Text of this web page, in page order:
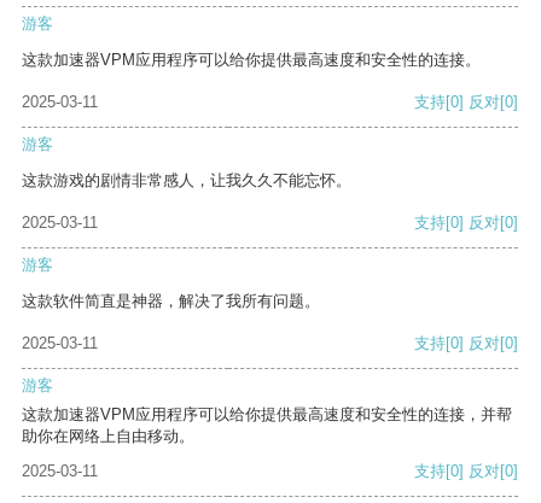
游客
这款加速器VPM应用程序可以给你提供最高速度和安全性的连接。
2025-03-11 支持[0] 反对[0]
游客
这款游戏的剧情非常感人，让我久久不能忘怀。
2025-03-11 支持[0] 反对[0]
游客
这款软件简直是神器，解决了我所有问题。
2025-03-11 支持[0] 反对[0]
游客
这款加速器VPM应用程序可以给你提供最高速度和安全性的连接，并帮
助你在网络上自由移动。
2025-03-11
支持[0] 反对[0]